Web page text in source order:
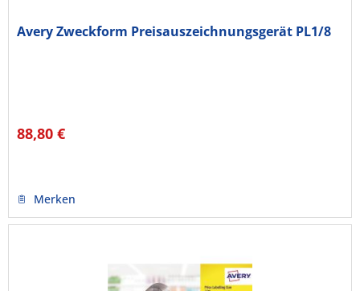
Avery Zweckform Preisauszeichnungsgerät PL1/8
88,80 €
Merken